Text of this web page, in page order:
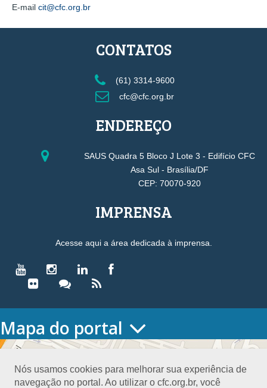
E-mail cit@cfc.org.br
Nós usamos cookies para melhorar sua experiência de
navegação no portal. Ao utilizar o cfc.org.br, você
CONTATOS
(61) 3314-9600
cfc@cfc.org.br
ENDEREÇO
SAUS Quadra 5 Bloco J Lote 3 - Edifício CFC
Asa Sul - Brasília/DF
CEP: 70070-920
IMPRENSA
Acesse aqui a área dedicada à imprensa.
Mapa do portal
HOME
Conselho Diretor
Nossa Sede